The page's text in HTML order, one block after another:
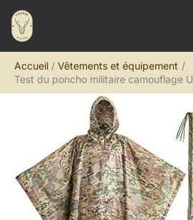
Aller
contenu
Accueil
Vêtements et équipement
Test du poncho militaire camouflage
R
e
h